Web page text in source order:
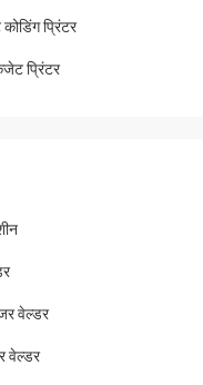
प्रिंटर
प्रिंटर
वेल्डर
वेल्डर